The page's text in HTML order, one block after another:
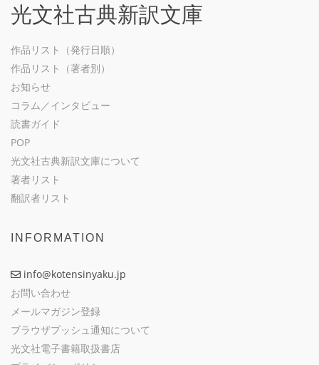
光文社古典新訳文庫
作品リスト（発行日順）
作品リスト（著者別）
お知らせ
コラム／インタビュー
読書ガイド
POP
光文社古典新訳文庫について
著者リスト
翻訳者リスト
INFORMATION
info@kotensinyaku.jp
お問い合わせ
メールマガジン登録
ブラウザプッシュ通知について
光文社電子書籍取扱書店